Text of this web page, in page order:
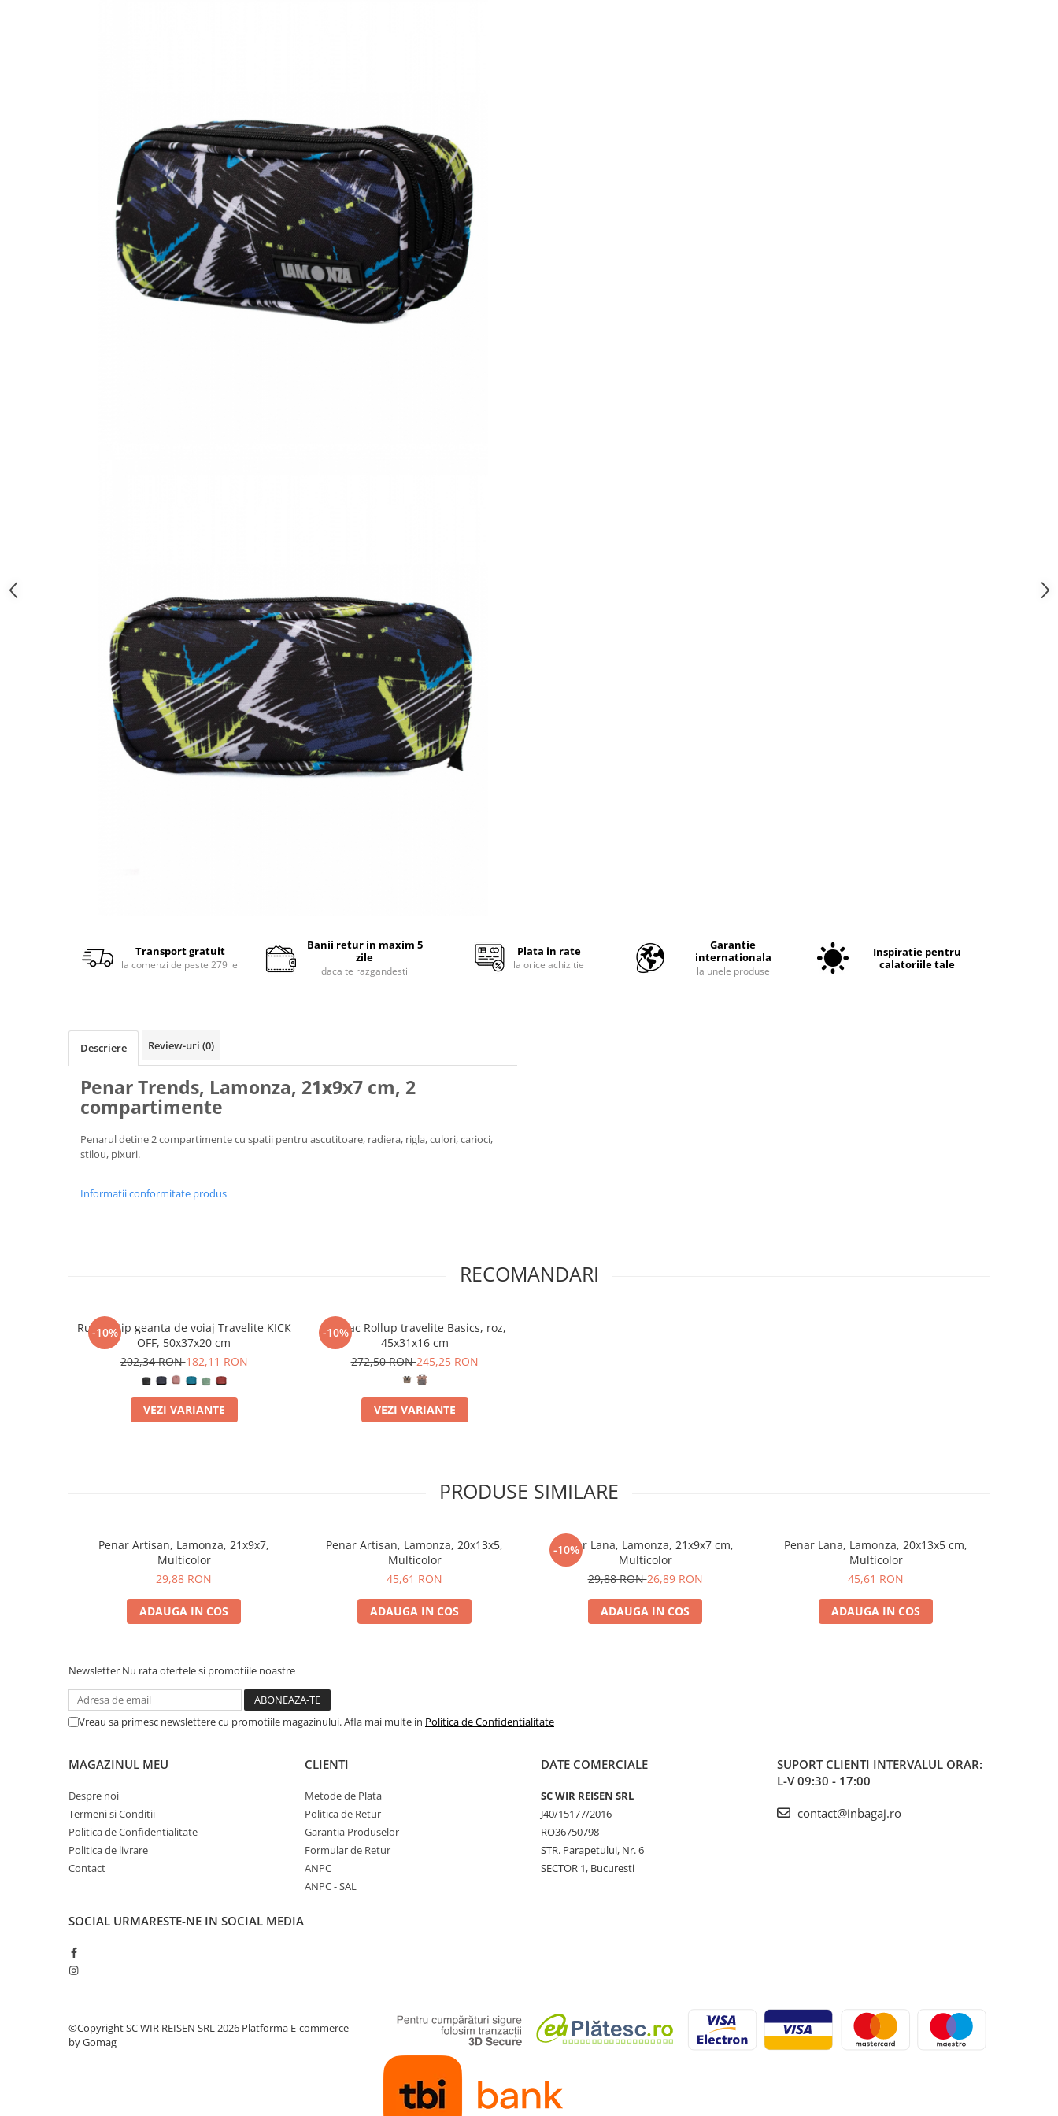
Transport gratuit
la comenzi de peste 279 lei
Banii retur in maxim 5
zile
daca te razgandesti
Plata in rate
la orice achizitie
Garantie
internationala
la unele produse
Inspiratie pentru
calatoriile tale
Descriere Review-uri (0)
Penar Trends, Lamonza, 21x9x7 cm, 2
compartimente
Penarul detine 2 compartimente cu spatii pentru ascutitoare, radiera, rigla, culori, carioci,
stilou, pixuri.
Informatii conformitate produs
RECOMANDARI
-10%
Rucsac tip geanta de voiaj Travelite KICK
OFF, 50x37x20 cm
202,34 RON182,11 RON
VEZI VARIANTE
-10%
Rucsac Rollup travelite Basics, roz,
45x31x16 cm
272,50 RON245,25 RON
VEZI VARIANTE
PRODUSE SIMILARE
Penar Artisan, Lamonza, 21x9x7,
Multicolor
29,88 RON
ADAUGA IN COS
Penar Artisan, Lamonza, 20x13x5,
Multicolor
45,61 RON
ADAUGA IN COS
-10%
Penar Lana, Lamonza, 21x9x7 cm,
Multicolor
29,88 RON26,89 RON
ADAUGA IN COS
Penar Lana, Lamonza, 20x13x5 cm,
Multicolor
45,61 RON
ADAUGA IN COS
Newsletter Nu rata ofertele si promotiile noastre
Vreau sa primesc newslettere cu promotiile magazinului. Afla mai multe in Politica de Confidentialitate
MAGAZINUL MEU
Despre noi
Termeni si Conditii
Politica de Confidentialitate
Politica de livrare
Contact
CLIENTI
Metode de Plata
Politica de Retur
Garantia Produselor
Formular de Retur
ANPC
ANPC - SAL
DATE COMERCIALE
SC WIR REISEN SRL
J40/15177/2016
RO36750798
STR. Parapetului, Nr. 6
SECTOR 1, Bucuresti
SUPORT CLIENTI INTERVALUL ORAR:
L-V 09:30 - 17:00
contact@inbagaj.ro
SOCIAL URMARESTE-NE IN SOCIAL MEDIA
©Copyright SC WIR REISEN SRL 2026 Platforma E-commerce
by Gomag